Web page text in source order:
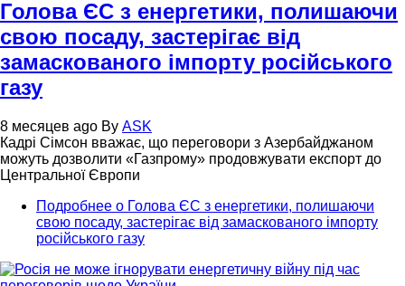
Голова ЄС з енергетики, полишаючи
свою посаду, застерігає від
замаскованого імпорту російського
газу
8 месяцев ago By ASK
Кадрі Сімсон вважає, що переговори з Азербайджаном
можуть дозволити «Газпрому» продовжувати експорт до
Центральної Європи
Подробнее о Голова ЄС з енергетики, полишаючи
свою посаду, застерігає від замаскованого імпорту
російського газу